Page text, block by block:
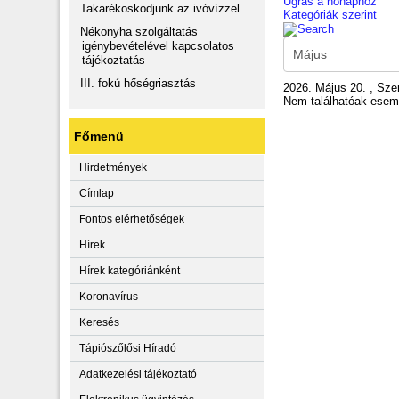
Takarékoskodjunk az ivóvízzel
Nékonyha szolgáltatás
igénybevételével kapcsolatos
tájékoztatás
III. fokú hőségriasztás
Főmenü
Hirdetmények
Címlap
Fontos elérhetőségek
Hírek
Hírek kategóriánként
Koronavírus
Keresés
Tápiószőlősi Híradó
Adatkezelési tájékoztató
Kategóriák szerint
2026. Május 20. ,
Nem találhatóak